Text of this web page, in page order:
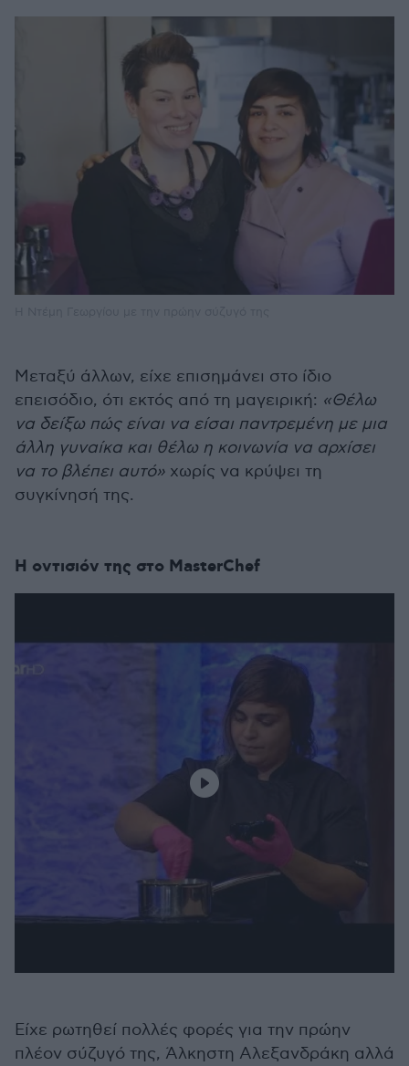
Μεταξύ άλλων, είχε επισημάνει στο ίδιο
επεισόδιο, ότι εκτός από τη μαγειρική: «Θέλω
να δείξω πώς είναι να είσαι παντρεμένη με μια
άλλη γυναίκα και θέλω η κοινωνία να αρχίσει
να το βλέπει αυτό» χωρίς να κρύψει τη
συγκίνησή της.
Η οντισιόν της στο MasterChef
Είχε ρωτηθεί πολλές φορές για την πρώην
πλέον σύζυγό της, Άλκηστη Αλεξανδράκη αλλά